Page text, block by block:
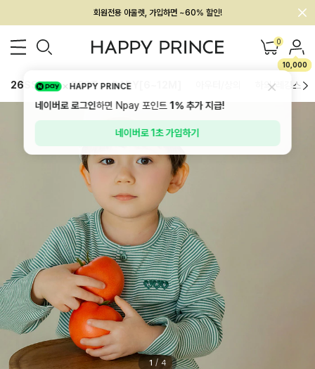
회원전용 아울렛, 가입하면 ~60% 할인!
멤버십 최대 28,000원 혜택 0
10,000
26SS 신상 BEST BABY[6~12M] 하의/레깅스
1 / 4
HAPPY PRINCE
네이버로 로그인하면 Npay 포인트1%추가 지급!
네이버로 1초 가입하기